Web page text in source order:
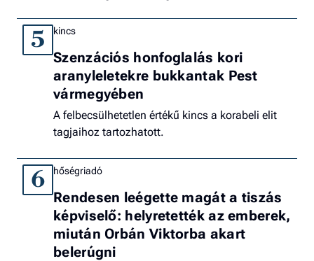
5 kincs
Szenzációs honfoglalás kori
aranyleletekre bukkantak Pest
vármegyében
A felbecsülhetetlen értékű kincs a korabeli elit
tagjaihoz tartozhatott.
6 hőségriadó
Rendesen leégette magát a tiszás
képviselő: helyretették az emberek,
miután Orbán Viktorba akart
belerúgni